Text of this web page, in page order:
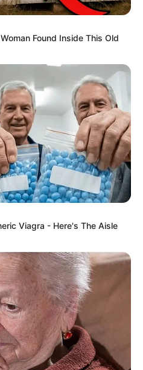
Found Inside This Old
Viagra - Here's The Aisle